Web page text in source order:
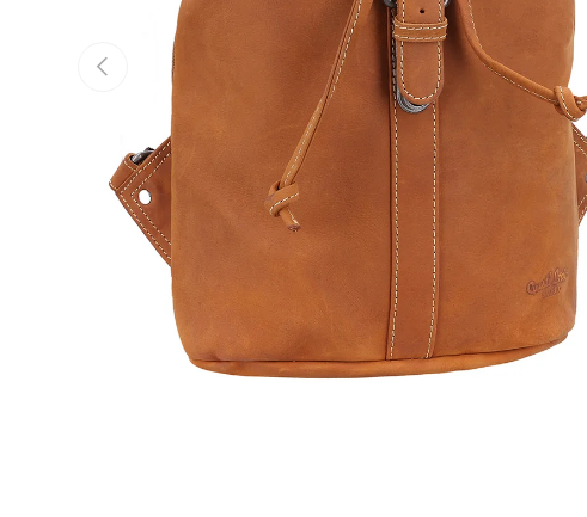
Vorherige